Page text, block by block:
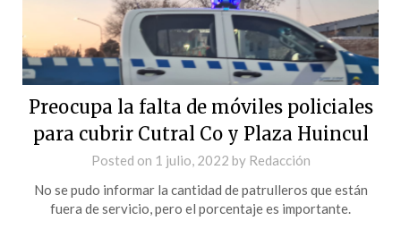
Preocupa la falta de móviles policiales
para cubrir Cutral Co y Plaza Huincul
Posted on 1 julio, 2022 by Redacción
No se pudo informar la cantidad de patrulleros que están
fuera de servicio, pero el porcentaje es importante.